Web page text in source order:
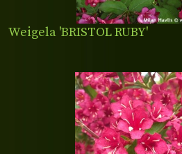
Weigela 'BRISTOL RUBY'